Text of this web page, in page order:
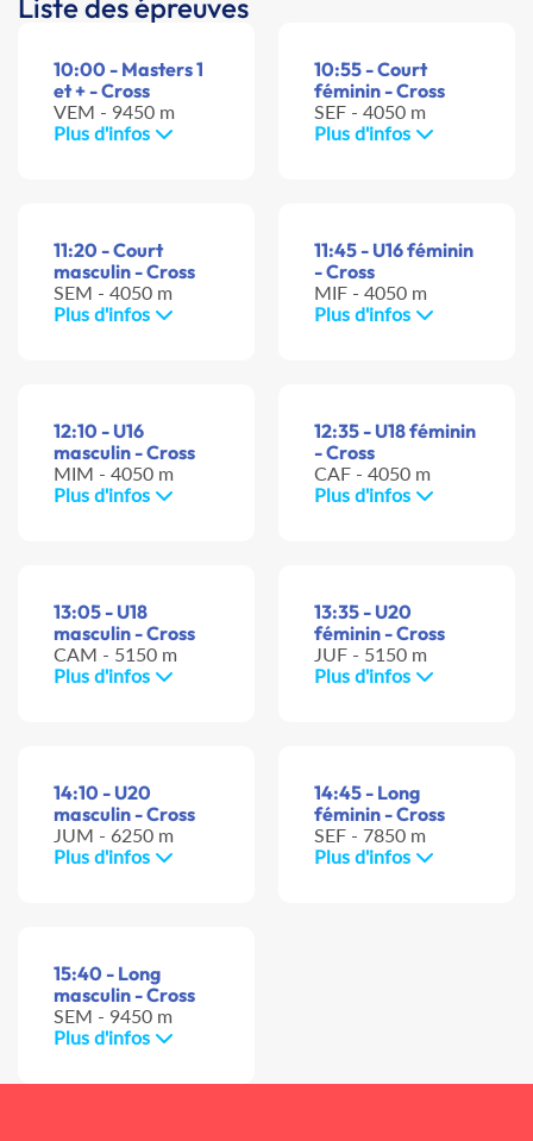
Liste des épreuves
10:00 - Masters 1
et + - Cross
VEM - 9450 m
Plus d'infos
10:55 - Court
féminin - Cross
SEF - 4050 m
Plus d'infos
11:20 - Court
masculin - Cross
SEM - 4050 m
Plus d'infos
11:45 - U16 féminin
- Cross
MIF - 4050 m
Plus d'infos
12:10 - U16
masculin - Cross
MIM - 4050 m
Plus d'infos
12:35 - U18 féminin
- Cross
CAF - 4050 m
Plus d'infos
13:05 - U18
masculin - Cross
CAM - 5150 m
Plus d'infos
13:35 - U20
féminin - Cross
JUF - 5150 m
Plus d'infos
14:10 - U20
masculin - Cross
JUM - 6250 m
Plus d'infos
14:45 - Long
féminin - Cross
SEF - 7850 m
Plus d'infos
15:40 - Long
masculin - Cross
SEM - 9450 m
Plus d'infos